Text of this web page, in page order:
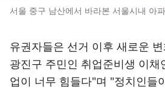
서울 중구 남산에서 바라본 서울시내 아
유권자들은 선거 이후 새로운
광진구 주민인 취업준비생 이
업이 너무 힘들다"며 "정치인들